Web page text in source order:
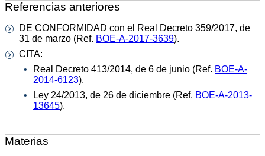
Referencias anteriores
DE CONFORMIDAD con el Real Decreto 359/2017, de
31 de marzo (Ref. BOE-A-2017-3639).
CITA:
Real Decreto 413/2014, de 6 de junio (Ref. BOE-A-
2014-6123).
Ley 24/2013, de 26 de diciembre (Ref. BOE-A-2013-
13645).
Materias